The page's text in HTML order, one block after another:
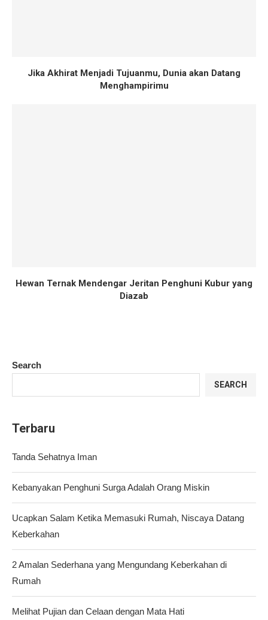
Jika Akhirat Menjadi Tujuanmu, Dunia akan Datang
Menghampirimu
Hewan Ternak Mendengar Jeritan Penghuni Kubur yang
Diazab
Search
SEARCH
Terbaru
Tanda Sehatnya Iman
Kebanyakan Penghuni Surga Adalah Orang Miskin
Ucapkan Salam Ketika Memasuki Rumah, Niscaya Datang
Keberkahan
2 Amalan Sederhana yang Mengundang Keberkahan di
Rumah
Melihat Pujian dan Celaan dengan Mata Hati